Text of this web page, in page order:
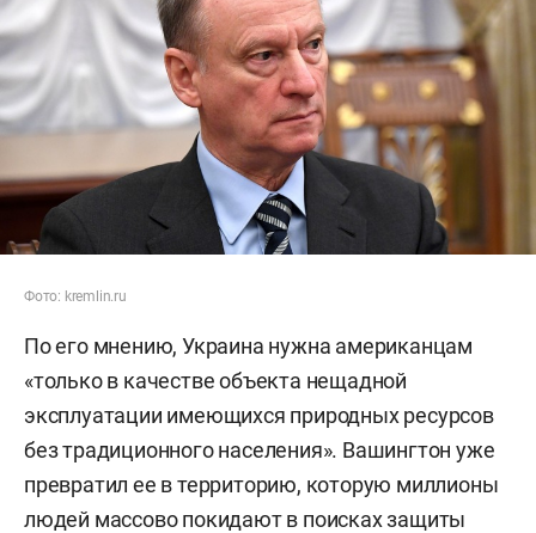
Фото: kremlin.ru
По его мнению, Украина нужна американцам
«только в качестве объекта нещадной
эксплуатации имеющихся природных ресурсов
без традиционного населения». Вашингтон уже
превратил ее в территорию, которую миллионы
людей массово покидают в поисках защиты